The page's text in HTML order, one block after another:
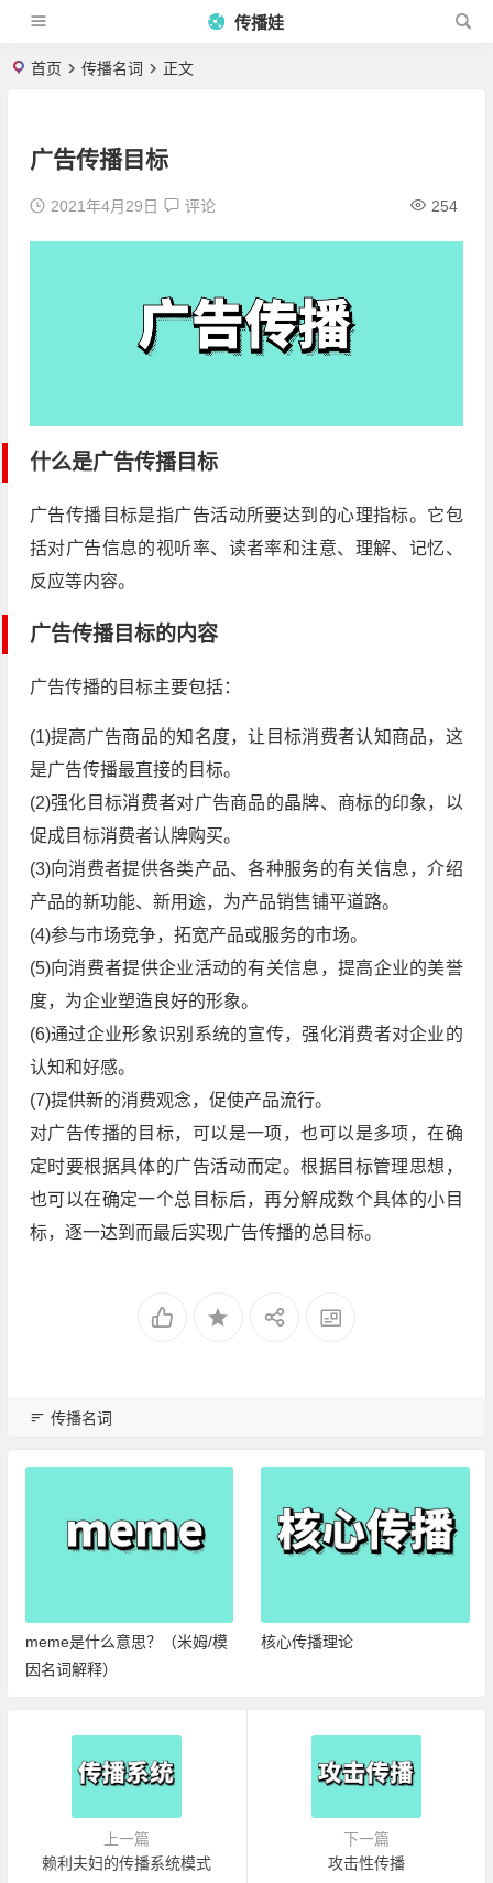
传播娃
首页 传播名词 正文
广告传播目标
2021年4月29日 评论 254
什么是广告传播目标
广告传播目标是指广告活动所要达到的心理指标。它包
括对广告信息的视听率、读者率和注意、理解、记忆、
反应等内容。
广告传播目标的内容
广告传播的目标主要包括：
(1)提高广告商品的知名度，让目标消费者认知商品，这
是广告传播最直接的目标。
(2)强化目标消费者对广告商品的晶牌、商标的印象，以
促成目标消费者认牌购买。
(3)向消费者提供各类产品、各种服务的有关信息，介绍
产品的新功能、新用途，为产品销售铺平道路。
(4)参与市场竞争，拓宽产品或服务的市场。
(5)向消费者提供企业活动的有关信息，提高企业的美誉
度，为企业塑造良好的形象。
(6)通过企业形象识别系统的宣传，强化消费者对企业的
认知和好感。
(7)提供新的消费观念，促使产品流行。
对广告传播的目标，可以是一项，也可以是多项，在确
定时要根据具体的广告活动而定。根据目标管理思想，
也可以在确定一个总目标后，再分解成数个具体的小目
标，逐一达到而最后实现广告传播的总目标。
传播名词
meme是什么意思？（米姆/模
因名词解释）
核心传播理论
上一篇
赖利夫妇的传播系统模式
下一篇
攻击性传播